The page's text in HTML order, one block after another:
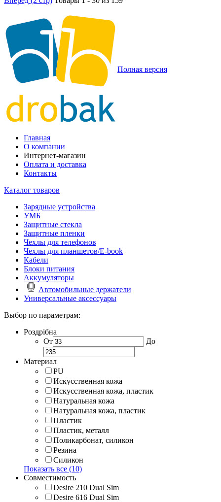
Полная версия
Главная
О компании
Интернет-магазин
Оплата и доставка
Контакты
Каталог товаров
Зарядные устройства
УМБ
Защитные стекла
Защитные пленки
Чехлы для телефонов
Чехлы для планшетов/E-book
Кабели
Блоки питания
Аккумуляторы
Автомобильные держатели
Универсальные аксессуары
Выбор по параметрам:
Роздрібна
От
До
Материал
PU
Искусственная кожа
Искусственная кожа, пластик
Натуральная кожа
Натуральная кожа, пластик
Пластик
Пластик, металл
Поликарбонат, силикон
Резина
Силикон
Показать все (10)
Совместимость
Desire 210 Dual Sim
Desire 616 Dual Sim